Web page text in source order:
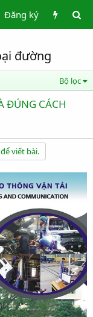
Đăng ký
đường
Bộ lọc
ĐÚNG CÁCH
viết bài.